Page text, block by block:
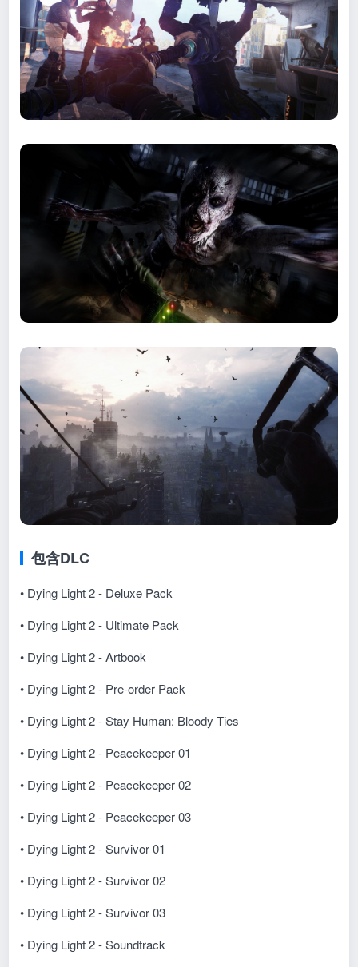
包含DLC
• Dying Light 2 - Deluxe Pack
• Dying Light 2 - Ultimate Pack
• Dying Light 2 - Artbook
• Dying Light 2 - Pre-order Pack
• Dying Light 2 - Stay Human: Bloody Ties
• Dying Light 2 - Peacekeeper 01
• Dying Light 2 - Peacekeeper 02
• Dying Light 2 - Peacekeeper 03
• Dying Light 2 - Survivor 01
• Dying Light 2 - Survivor 02
• Dying Light 2 - Survivor 03
• Dying Light 2 - Soundtrack